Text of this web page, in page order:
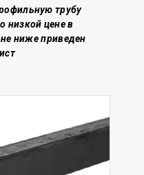
трубу
низкой ценев
ниже приведен